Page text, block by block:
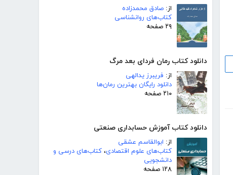
از: صادق محمدزاده
کتاب‌های روانشناسی
۲۹ صفحه
دانلود کتاب رمان فردای بعد مرگ
از: فریبرز یدالهی
دانلود رایگان بهترین رمان‌ها
۲۱۰ صفحه
دانلود کتاب آموزش حسابداری صنعتی
از: ابوالقاسم عشقی
کتاب‌های علوم اقتصادی، کتاب‌های درسی و
دانشجویی
۱۲۸ صفحه